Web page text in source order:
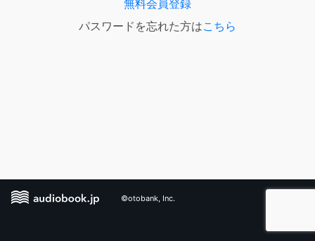
無料会員登録
パスワードを忘れた方はこちら
©otobank, Inc.